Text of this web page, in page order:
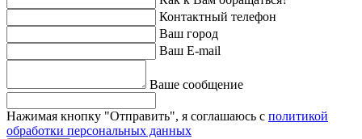
Контактный телефон
Ваш город
Ваш E-mail
Ваше сообщение
Нажимая кнопку "Отправить", я соглашаюсь с политикой
обработки персональных данных